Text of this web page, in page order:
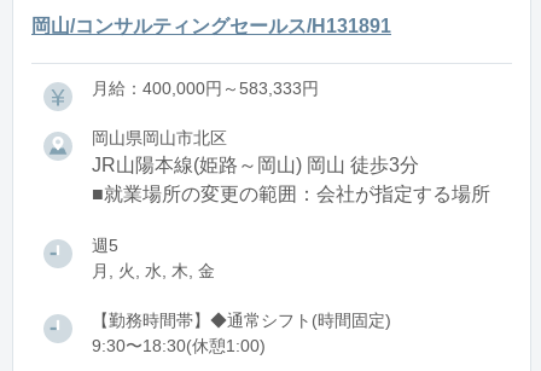
岡山/コンサルティングセールス/H131891
月給：400,000円～583,333円
岡山県岡山市北区
JR山陽本線(姫路～岡山) 岡山 徒歩3分
■就業場所の変更の範囲：会社が指定する場所
週5
月, 火, 水, 木, 金
【勤務時間帯】◆通常シフト(時間固定)
9:30〜18:30(休憩1:00)